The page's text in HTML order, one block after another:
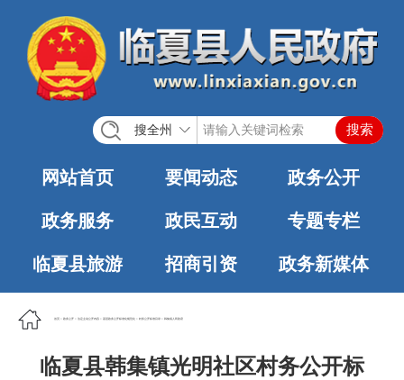
搜全州
网站首页 要闻动态 政务公开
政务服务 政民互动 专题专栏
临夏县旅游 招商引资 政务新媒体
首页 政务公开 法定主动公开内容 基层政务公开标准化规范化 村务公开标准目录 韩集镇人民政府
临夏县韩集镇光明社区村务公开标